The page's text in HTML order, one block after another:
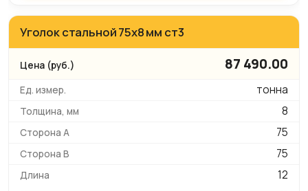
Уголок стальной 75х8 мм ст3
87 490.00
тонна
8
75
75
12